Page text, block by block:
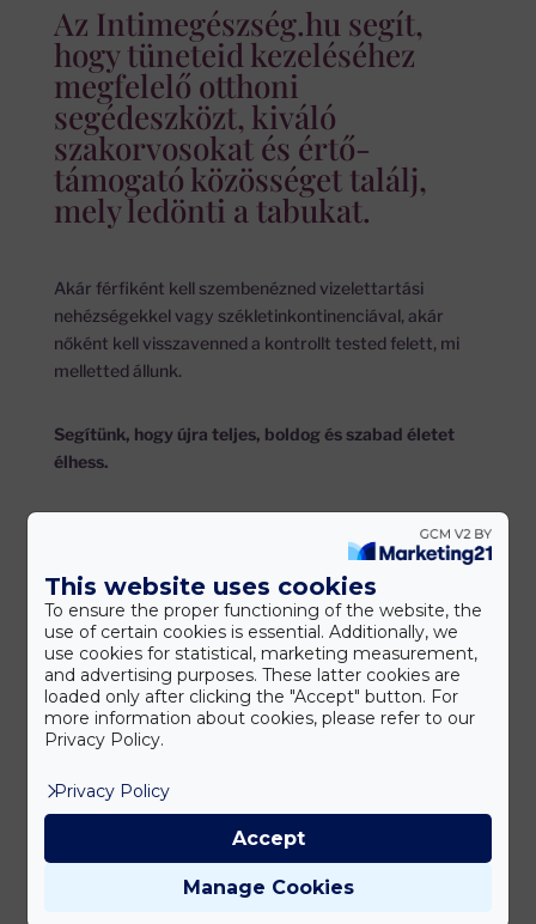
Az Intimegészség.hu segít,
hogy tüneteid kezeléséhez
megfelelő otthoni
segédeszközt, kiváló
szakorvosokat és értő-
támogató közösséget találj,
mely ledönti a tabukat.
Akár férfiként kell szembenézned vizelettartási
nehézségekkel vagy székletinkontinenciával, akár
nőként kell visszavenned a kontrollt tested felett, mi
melletted állunk.
Segítünk, hogy újra teljes, boldog és szabad életet
élhess.
This website uses cookies
To ensure the proper functioning of the website, the
use of certain cookies is essential. Additionally, we
use cookies for statistical, marketing measurement,
and advertising purposes. These latter cookies are
loaded only after clicking the "Accept" button. For
more information about cookies, please refer to our
Privacy Policy.
Privacy Policy
Manage Cookies
Accept